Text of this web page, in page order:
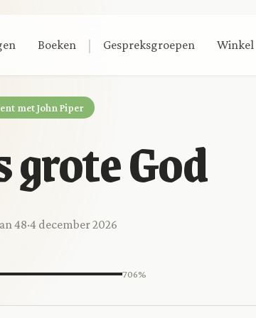
Boeken | Gespreksgroepen Winkel
met John Piper
grote God
48·4 december 2026
706%